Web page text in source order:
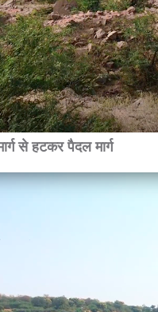
से हटकर पैदल मार्ग